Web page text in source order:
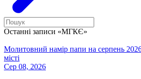
Останні записи «МГКЄ»
Молитовний намір папи на серпень
місті
Сер 08, 2026